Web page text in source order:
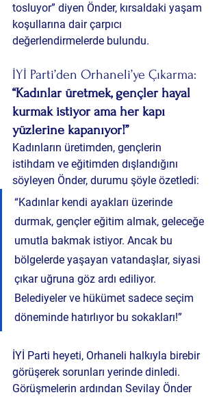
tosluyor” diyen Önder, kırsaldaki yaşam
koşullarına dair çarpıcı
değerlendirmelerde bulundu.
İYİ Parti’den Orhaneli’ye Çıkarma:
“Kadınlar üretmek, gençler hayal
kurmak istiyor ama her kapı
yüzlerine kapanıyor!”
Kadınların üretimden, gençlerin
istihdam ve eğitimden dışlandığını
söyleyen Önder, durumu şöyle özetledi:
“Kadınlar kendi ayakları üzerinde
durmak, gençler eğitim almak, geleceğe
umutla bakmak istiyor. Ancak bu
bölgelerde yaşayan vatandaşlar, siyasi
çıkar uğruna göz ardı ediliyor.
Belediyeler ve hükümet sadece seçim
döneminde hatırlıyor bu sokakları!”
İYİ Parti heyeti, Orhaneli halkıyla birebir
görüşerek sorunları yerinde dinledi.
Görüşmelerin ardından Sevilay Önder